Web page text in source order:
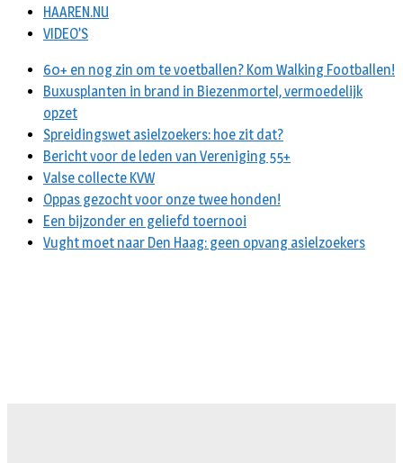
HAAREN.NU
VIDEO’S
60+ en nog zin om te voetballen? Kom Walking Footballen!
Buxusplanten in brand in Biezenmortel, vermoedelijk
opzet
Spreidingswet asielzoekers: hoe zit dat?
Bericht voor de leden van Vereniging 55+
Valse collecte KVW
Oppas gezocht voor onze twee honden!
Een bijzonder en geliefd toernooi
Vught moet naar Den Haag: geen opvang asielzoekers